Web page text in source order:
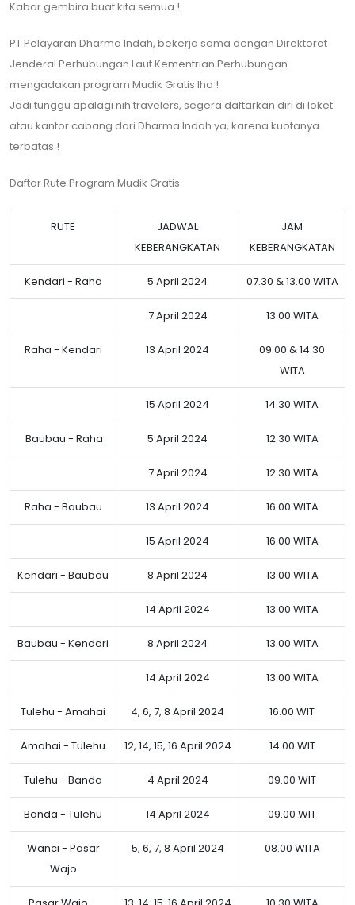
Kabar gembira buat kita semua !
PT Pelayaran Dharma Indah, bekerja sama dengan Direktorat
Jenderal Perhubungan Laut Kementrian Perhubungan
mengadakan program Mudik Gratis lho !
Jadi tunggu apalagi nih travelers, segera daftarkan diri di loket
atau kantor cabang dari Dharma Indah ya, karena kuotanya
terbatas !
Daftar Rute Program Mudik Gratis
RUTE
JADWAL
KEBERANGKATAN
JAM
KEBERANGKATAN
Kendari - Raha 5 April 2024 07.30 & 13.00 WITA
7 April 2024 13.00 WITA
Raha - Kendari 13 April 2024
09.00 & 14.30
WITA
15 April 2024 14.30 WITA
Baubau - Raha 5 April 2024 12.30 WITA
7 April 2024 12.30 WITA
Raha - Baubau 13 April 2024 16.00 WITA
15 April 2024 16.00 WITA
Kendari - Baubau 8 April 2024 13.00 WITA
14 April 2024 13.00 WITA
Baubau - Kendari 8 April 2024 13.00 WITA
14 April 2024 13.00 WITA
Tulehu - Amahai 4, 6, 7, 8 April 2024 16.00 WIT
Amahai - Tulehu 12, 14, 15, 16 April 2024 14.00 WIT
Tulehu - Banda 4 April 2024 09.00 WIT
Banda - Tulehu 14 April 2024 09.00 WIT
Wanci - Pasar
Wajo
5, 6, 7, 8 April 2024 08.00 WITA